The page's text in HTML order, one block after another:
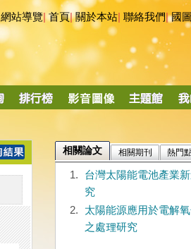
網站導覽|首頁|關於本站 聯絡我們|國
相關論文 相關期刊 熱門
1.
台灣太陽能電池產業
究
2.
太陽能源應用於電解
之處理研究